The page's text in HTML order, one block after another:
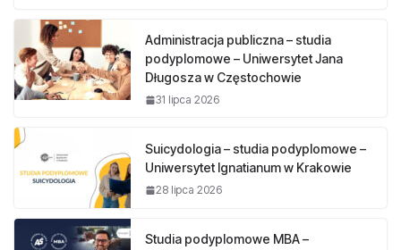
Administracja publiczna – studia
podyplomowe – Uniwersytet Jana
Długosza w Częstochowie
31 lipca 2026
Suicydologia – studia podyplomowe –
Uniwersytet Ignatianum w Krakowie
28 lipca 2026
Studia podyplomowe MBA –